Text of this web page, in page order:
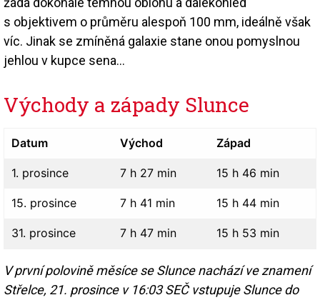
s objektivem o průměru alespoň 100 mm, ideálně však
víc. Jinak se zmíněná galaxie stane onou pomyslnou
jehlou v kupce sena…
Východy a západy Slunce
Datum Východ Západ
1. prosince 7 h 27 min 15 h 46 min
15. prosince 7 h 41 min 15 h 44 min
31. prosince 7 h 47 min 15 h 53 min
V první polovině měsíce se Slunce nachází ve znamení
Střelce, 21. prosince v 16:03 SEČ vstupuje Slunce do